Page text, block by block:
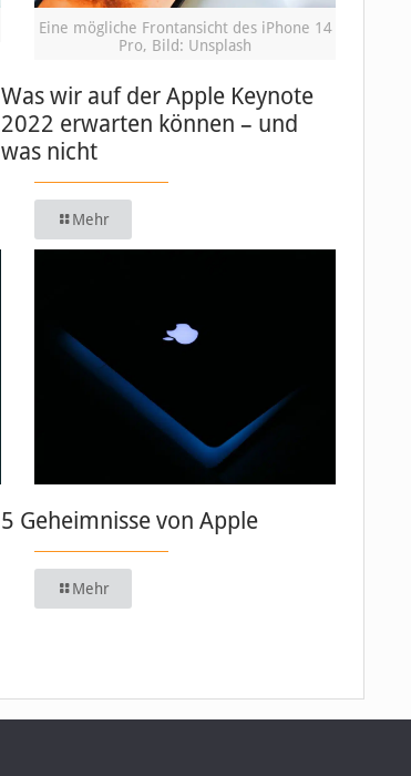
Eine mögliche Frontansicht des iPhone 14
Pro, Bild: Unsplash
Was wir auf der Apple Keynote
2022 erwarten können – und
was nicht
Mehr
5 Geheimnisse von Apple
Mehr